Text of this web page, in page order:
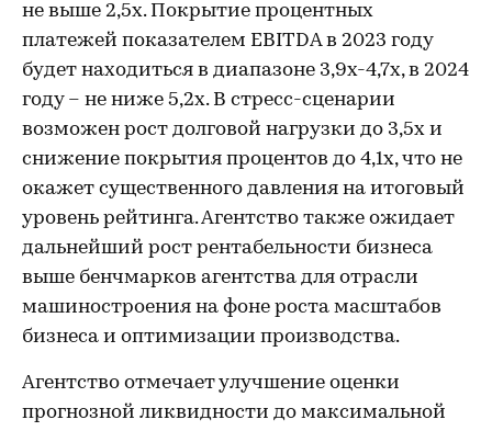
не выше 2,5х. Покрытие процентных
платежей показателем EBITDA в 2023 году
будет находиться в диапазоне 3,9х-4,7х, в 2024
году – не ниже 5,2х. В стресс-сценарии
возможен рост долговой нагрузки до 3,5х и
снижение покрытия процентов до 4,1х, что не
окажет существенного давления на итоговый
уровень рейтинга. Агентство также ожидает
дальнейший рост рентабельности бизнеса
выше бенчмарков агентства для отрасли
машиностроения на фоне роста масштабов
бизнеса и оптимизации производства.
Агентство отмечает улучшение оценки
прогнозной ликвидности до максимальной